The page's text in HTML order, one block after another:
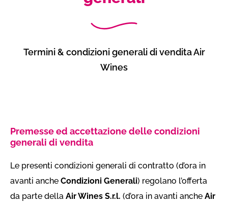
Termini & condizioni generali di vendita Air
Wines
Premesse ed accettazione delle condizioni
generali di vendita
Le presenti condizioni generali di contratto (d’ora in
avanti anche Condizioni Generali) regolano l’offerta
da parte della Air Wines S.r.l. (d’ora in avanti anche Air